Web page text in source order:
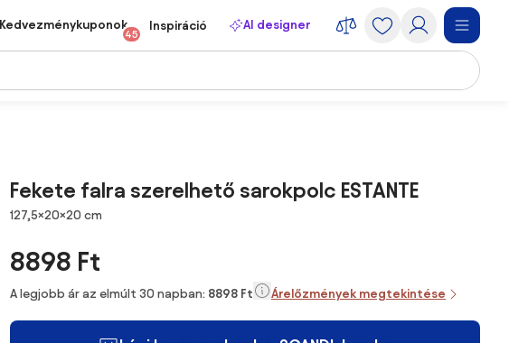
Kedvezménykuponok
45
Inspiráció AI designer
Fekete falra szerelhető sarokpolc ESTANTE
Méretek
127,5×20×20 cm
8898 Ft
A legjobb ár az elmúlt 30 napban: 8898 Ft Árelőzmények megtekintése